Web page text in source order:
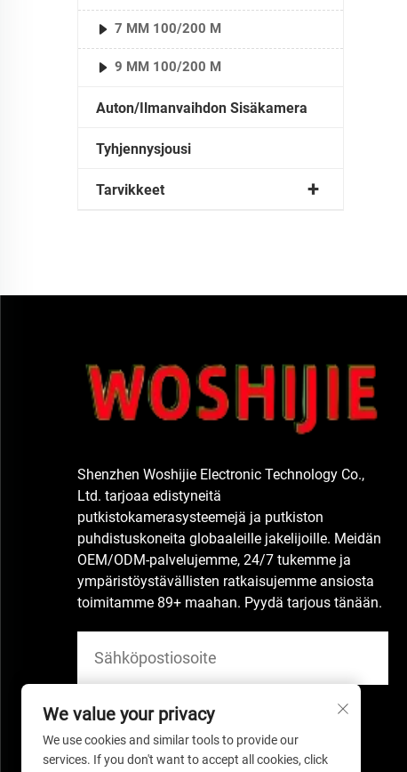
7 MM 100/200 M
9 MM 100/200 M
Auton/ilmanvaihdon Sisäkamera
Tyhjennysjousi
Tarvikkeet
Shenzhen Woshijie Electronic Technology Co.,
Ltd. tarjoaa edistyneitä
putkistokamerasysteemejä ja putkiston
puhdistuskoneita globaaleille jakelijoille. Meidän
OEM/ODM-palvelujemme, 24/7 tukemme ja
ympäristöystävällisten ratkaisujemme ansiosta
toimitamme 89+ maahan. Pyydä tarjous tänään.
We value your privacy
We use cookies and similar tools to provide our
services. If you don't want to accept all cookies, click